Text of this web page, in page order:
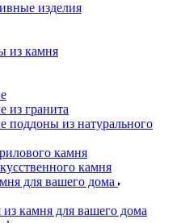
изделия
из камня
из гранита
поддоны из натурального
камня
камня
для вашего дома
из камня для вашего дома